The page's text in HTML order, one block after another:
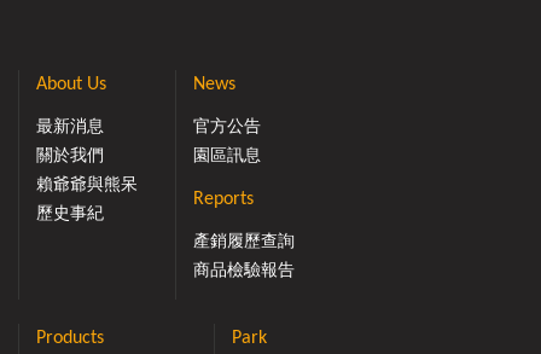
About Us
最新消息
關於我們
賴爺爺與熊呆
歷史事紀
News
官方公告
園區訊息
Reports
產銷履歷查詢
商品檢驗報告
Products Park